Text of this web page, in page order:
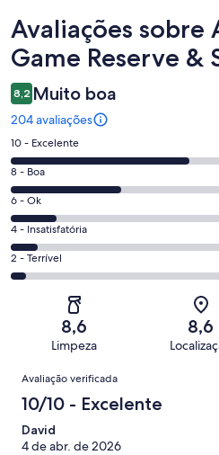
Avaliações
Avaliações sobre
Game Reserve &
8,2 Muito boa
204 avaliações
Nota
10
-
Excelente.
96
de
204
avaliações
10 - Excelente
Nota
8
-
Boa.
60
de
avaliações
8 - Boa
Nota
6
-
Ok.
25
avaliações
6 - Ok
Nota
4
-
4 - Insatisfatória
Nota
2
204
2 - Terrível
8,6
Limpeza
8,6
Avaliações
Avaliação verificada
10/10 - Excelente
David
4 de abr. de 2026